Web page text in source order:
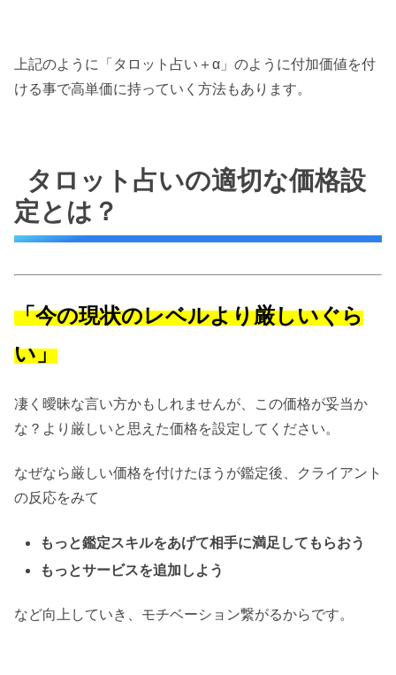
上記のように「タロット占い＋α」のように付加価値を付
ける事で高単価に持っていく方法もあります。
タロット占いの適切な価格設
定とは？
「今の現状のレベルより厳しいぐら
い」
凄く曖昧な言い方かもしれませんが、この価格が妥当か
な？より厳しいと思えた価格を設定してください。
なぜなら厳しい価格を付けたほうが鑑定後、クライアント
の反応をみて
もっと鑑定スキルをあげて相手に満足してもらおう
もっとサービスを追加しよう
など向上していき、モチベーション繋がるからです。